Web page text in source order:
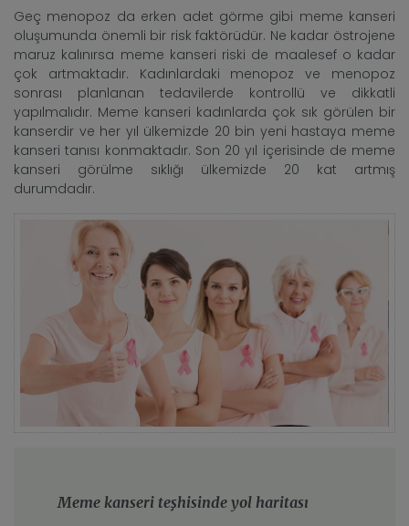
Geç menopoz da erken adet görme gibi meme kanseri
oluşumunda önemli bir risk faktörüdür. Ne kadar östrojene
maruz kalınırsa meme kanseri riski de maalesef o kadar
çok artmaktadır. Kadınlardaki menopoz ve menopoz
sonrası planlanan tedavilerde kontrollü ve dikkatli
yapılmalıdır. Meme kanseri kadınlarda çok sık görülen bir
kanserdir ve her yıl ülkemizde 20 bin yeni hastaya meme
kanseri tanısı konmaktadır. Son 20 yıl içerisinde de meme
kanseri görülme sıklığı ülkemizde 20 kat artmış
durumdadır.
Meme kanseri teşhisinde yol haritası